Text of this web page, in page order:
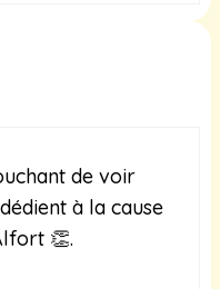
de voir
à la cause
👏.